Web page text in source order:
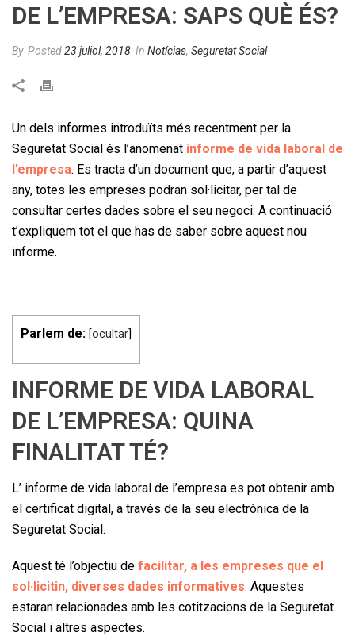
DE L’EMPRESA: SAPS QUÈ ÉS?
By Posted23 juliol, 2018 In Notícias, Seguretat Social
Un dels informes introduïts més recentment per la
Seguretat Social és l’anomenat informe de vida laboral de
l’empresa. Es tracta d’un document que, a partir d’aquest
any, totes les empreses podran sol·licitar, per tal de
consultar certes dades sobre el seu negoci. A continuació
t’expliquem tot el que has de saber sobre aquest nou
informe.
Parlem de: [ocultar]
INFORME DE VIDA LABORAL
DE L’EMPRESA: QUINA
FINALITAT TÉ?
L’ informe de vida laboral de l’empresa es pot obtenir amb
el certificat digital, a través de la seu electrònica de la
Seguretat Social.
Aquest té l’objectiu de facilitar, a les empreses que el
sol·licitin, diverses dades informatives. Aquestes
estaran relacionades amb les cotitzacions de la Seguretat
Social i altres aspectes.